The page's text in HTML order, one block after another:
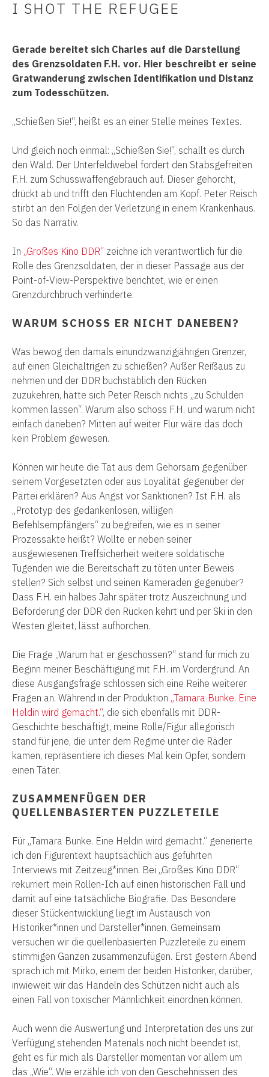
I SHOT THE REFUGEE
Gerade bereitet sich Charles auf die Darstellung
des Grenzsoldaten F.H. vor. Hier beschreibt er seine
Gratwanderung zwischen Identifikation und Distanz
zum Todesschützen.
„Schießen Sie!“, heißt es an einer Stelle meines Textes.
Und gleich noch einmal: „Schießen Sie!“, schallt es durch
den Wald. Der Unterfeldwebel fordert den Stabsgefreiten
F.H. zum Schusswaffengebrauch auf. Dieser gehorcht,
drückt ab und trifft den Flüchtenden am Kopf. Peter Reisch
stirbt an den Folgen der Verletzung in einem Krankenhaus.
So das Narrativ.
In „Großes Kino DDR“ zeichne ich verantwortlich für die
Rolle des Grenzsoldaten, der in dieser Passage aus der
Point-of-View-Perspektive berichtet, wie er einen
Grenzdurchbruch verhinderte.
WARUM SCHOSS ER NICHT DANEBEN?
Was bewog den damals einundzwanzigjährigen Grenzer,
auf einen Gleichaltrigen zu schießen? Außer Reißaus zu
nehmen und der DDR buchstäblich den Rücken
zuzukehren, hatte sich Peter Reisch nichts „zu Schulden
kommen lassen“. Warum also schoss F.H. und warum nicht
einfach daneben? Mitten auf weiter Flur wäre das doch
kein Problem gewesen.
Können wir heute die Tat aus dem Gehorsam gegenüber
seinem Vorgesetzten oder aus Loyalität gegenüber der
Partei erklären? Aus Angst vor Sanktionen? Ist F.H. als
„Prototyp des gedankenlosen, willigen
Befehlsempfängers“ zu begreifen, wie es in seiner
Prozessakte heißt? Wollte er neben seiner
ausgewiesenen Treffsicherheit weitere soldatische
Tugenden wie die Bereitschaft zu töten unter Beweis
stellen? Sich selbst und seinen Kameraden gegenüber?
Dass F.H. ein halbes Jahr später trotz Auszeichnung und
Beförderung der DDR den Rücken kehrt und per Ski in den
Westen gleitet, lässt aufhorchen.
Die Frage „Warum hat er geschossen?“ stand für mich zu
Beginn meiner Beschäftigung mit F.H. im Vordergrund. An
diese Ausgangsfrage schlossen sich eine Reihe weiterer
Fragen an. Während in der Produktion „Tamara Bunke. Eine
Heldin wird gemacht.“, die sich ebenfalls mit DDR-
Geschichte beschäftigt, meine Rolle/Figur allegorisch
stand für jene, die unter dem Regime unter die Räder
kamen, repräsentiere ich dieses Mal kein Opfer, sondern
einen Täter.
ZUSAMMENFÜGEN DER
QUELLENBASIERTEN PUZZLETEILE
Für „Tamara Bunke. Eine Heldin wird gemacht.“ generierte
ich den Figurentext hauptsächlich aus geführten
Interviews mit Zeitzeug*innen. Bei „Großes Kino DDR“
rekurriert mein Rollen-Ich auf einen historischen Fall und
damit auf eine tatsächliche Biografie. Das Besondere
dieser Stückentwicklung liegt im Austausch von
Historiker*innen und Darsteller*innen. Gemeinsam
versuchen wir die quellenbasierten Puzzleteile zu einem
stimmigen Ganzen zusammenzufügen. Erst gestern Abend
sprach ich mit Mirko, einem der beiden Historiker, darüber,
inwieweit wir das Handeln des Schützen nicht auch als
einen Fall von toxischer Männlichkeit einordnen können.
Auch wenn die Auswertung und Interpretation des uns zur
Verfügung stehenden Materials noch nicht beendet ist,
geht es für mich als Darsteller momentan vor allem um
das „Wie“. Wie erzähle ich von den Geschehnissen des